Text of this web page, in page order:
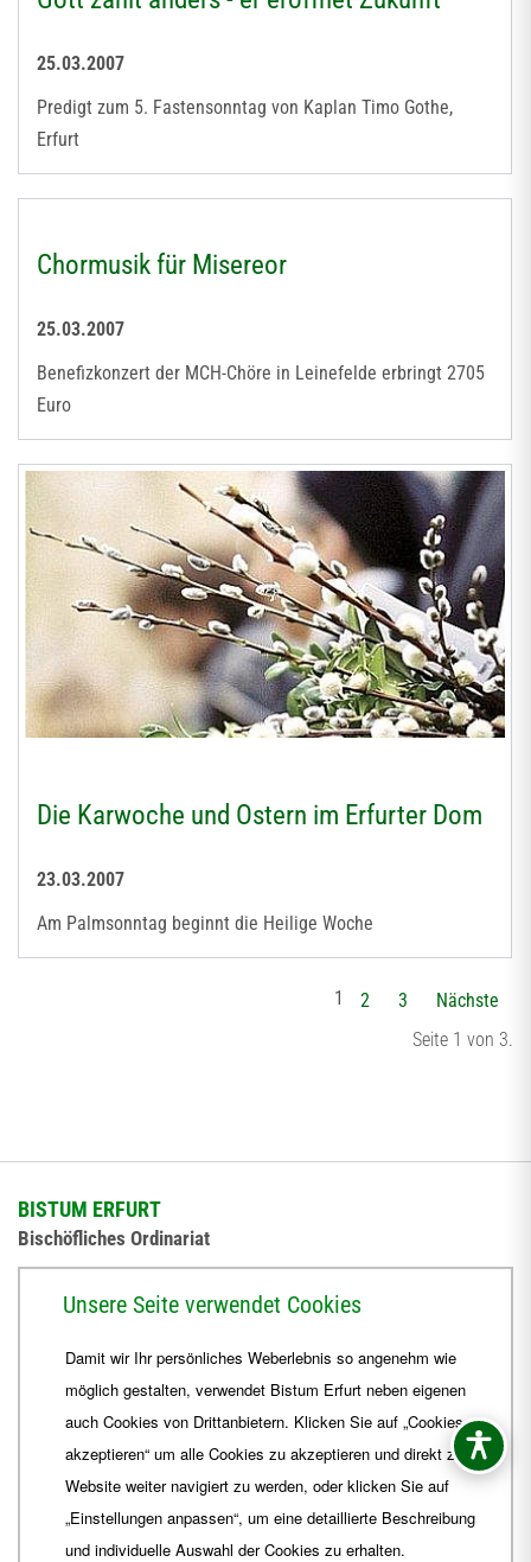
25.03.2007
Predigt zum 5. Fastensonntag von Kaplan Timo Gothe,
Erfurt
Chormusik für Misereor
25.03.2007
Benefizkonzert der MCH-Chöre in Leinefelde erbringt 2705
Euro
Die Karwoche und Ostern im Erfurter Dom
23.03.2007
Am Palmsonntag beginnt die Heilige Woche
Seite 1 von 3.
1 2 3 Nächste
BISTUM ERFURT
Bischöfliches Ordinariat
+49 361 6572-444
ordinariat Bistum-Erfurt.de
Unsere Seite verwendet Cookies
Damit wir Ihr persönliches Weberlebnis so angenehm wie
möglich gestalten, verwendet Bistum Erfurt neben eigenen
auch Cookies von Drittanbietern. Klicken Sie auf „Cookies
akzeptieren“ um alle Cookies zu akzeptieren und direkt zur
Website weiter navigiert zu werden, oder klicken Sie auf
„Einstellungen anpassen“, um eine detaillierte Beschreibung
und individuelle Auswahl der Cookies zu erhalten.